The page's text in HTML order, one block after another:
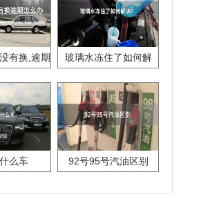
有换,逾期
玻璃水冻住了如何解
么车 92号95号汽油区别